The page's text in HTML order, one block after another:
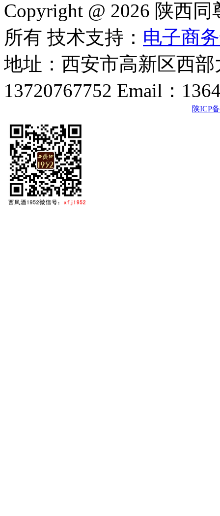
Copyright @ 2026 陕西
所有 技术支持： 电子商
地址：西安市高新区西
13720767752 Email：
陕ICP